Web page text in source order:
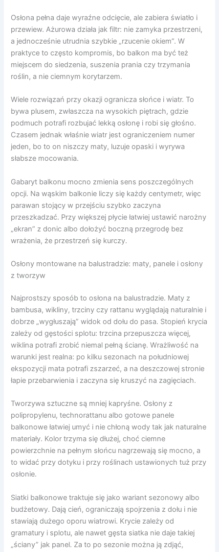
Osłona pełna daje wyraźne odcięcie, ale zabiera światło i
przewiew. Ażurowa działa jak filtr: nie zamyka przestrzeni,
a jednocześnie utrudnia szybkie „rzucenie okiem”. W
praktyce to często kompromis, bo balkon ma być też
miejscem do siedzenia, suszenia prania czy trzymania
roślin, a nie ciemnym korytarzem.
Wiele rozwiązań przy okazji ogranicza słońce i wiatr. To
bywa plusem, zwłaszcza na wysokich piętrach, gdzie
podmuch potrafi rozbujać lekką osłonę i robi się głośno.
Czasem jednak właśnie wiatr jest ograniczeniem numer
jeden, bo to on niszczy maty, luzuje opaski i wyrywa
słabsze mocowania.
Gabaryt balkonu mocno zmienia sens poszczególnych
opcji. Na wąskim balkonie liczy się każdy centymetr, więc
parawan stojący w przejściu szybko zaczyna
przeszkadzać. Przy większej płycie łatwiej ustawić narożny
„ekran” z donic albo dołożyć boczną przegrodę bez
wrażenia, że przestrzeń się kurczy.
Osłony montowane na balustradzie: maty, panele i osłony
z tworzyw
Najprostszy sposób to osłona na balustradzie. Maty z
bambusa, wikliny, trzciny czy rattanu wyglądają naturalnie i
dobrze „wygłuszają” widok od dołu do pasa. Stopień krycia
zależy od gęstości splotu: trzcina przepuszcza więcej,
wiklina potrafi zrobić niemal pełną ścianę. Wrażliwość na
warunki jest realna: po kilku sezonach na południowej
ekspozycji mata potrafi zszarzeć, a na deszczowej stronie
łapie przebarwienia i zaczyna się kruszyć na zagięciach.
Tworzywa sztuczne są mniej kapryśne. Osłony z
polipropylenu, technorattanu albo gotowe panele
balkonowe łatwiej umyć i nie chłoną wody tak jak naturalne
materiały. Kolor trzyma się dłużej, choć ciemne
powierzchnie na pełnym słońcu nagrzewają się mocno, a
to widać przy dotyku i przy roślinach ustawionych tuż przy
osłonie.
Siatki balkonowe traktuje się jako wariant sezonowy albo
budżetowy. Dają cień, ograniczają spojrzenia z dołu i nie
stawiają dużego oporu wiatrowi. Krycie zależy od
gramatury i splotu, ale nawet gęsta siatka nie daje takiej
„ściany” jak panel. Za to po sezonie można ją zdjąć,